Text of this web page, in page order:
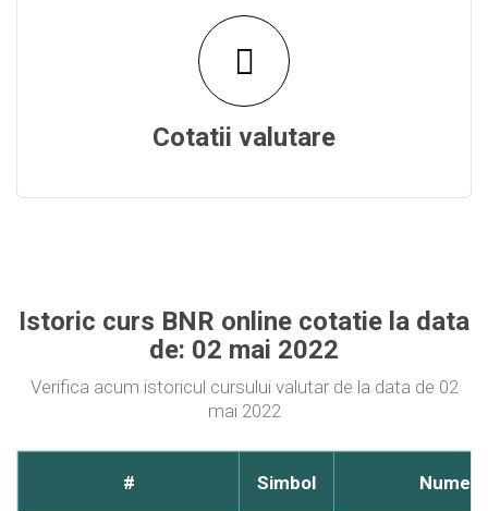
Cotatii valutare
Istoric curs BNR online cotatie la data
de: 02 mai 2022
Verifica acum istoricul cursului valutar de la data de 02
mai 2022
# Simbol Nume